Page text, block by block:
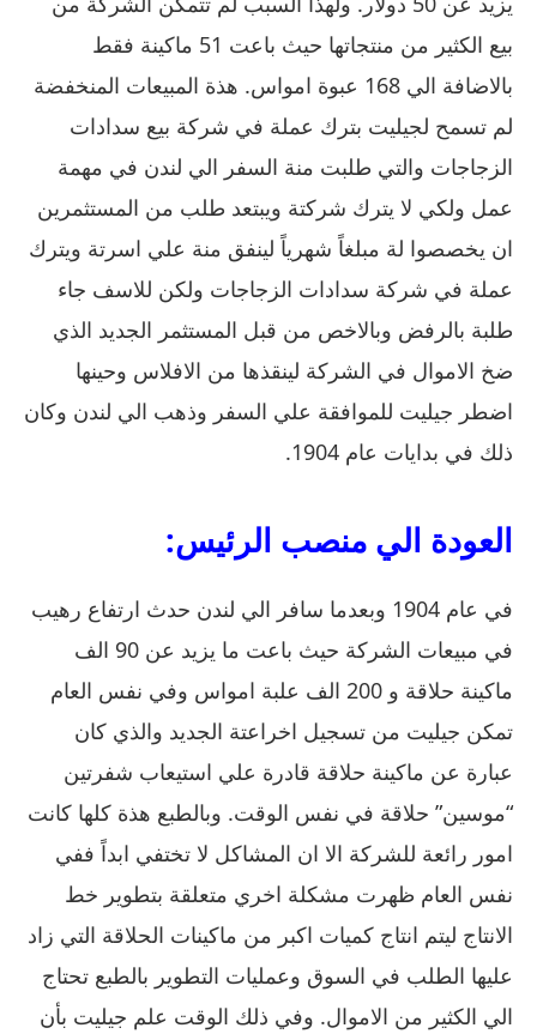
بيع الكثير من منتجاتها حيث باعت 51 ماكينة فقط
بالاضافة الي 168 عبوة امواس. هذة المبيعات المنخفضة
لم تسمح لجيليت بترك عملة في شركة بيع سدادات
الزجاجات والتي طلبت منة السفر الي لندن في مهمة
عمل ولكي لا يترك شركتة ويبتعد طلب من المستثمرين
ان يخصصوا لة مبلغاً شهرياً لينفق منة علي اسرتة ويترك
عملة في شركة سدادات الزجاجات ولكن للاسف جاء
طلبة بالرفض وبالاخص من قبل المستثمر الجديد الذي
ضخ الاموال في الشركة لينقذها من الافلاس وحينها
اضطر جيليت للموافقة علي السفر وذهب الي لندن وكان
ذلك في بدايات عام 1904.
العودة الي منصب الرئيس:
في عام 1904 وبعدما سافر الي لندن حدث ارتفاع رهيب
في مبيعات الشركة حيث باعت ما يزيد عن 90 الف
ماكينة حلاقة و 200 الف علبة امواس وفي نفس العام
تمكن جيليت من تسجيل اخراعتة الجديد والذي كان
عبارة عن ماكينة حلاقة قادرة علي استيعاب شفرتين
“موسين” حلاقة في نفس الوقت. وبالطبع هذة كلها كانت
امور رائعة للشركة الا ان المشاكل لا تختفي ابداً ففي
نفس العام ظهرت مشكلة اخري متعلقة بتطوير خط
الانتاج ليتم انتاج كميات اكبر من ماكينات الحلاقة التي زاد
عليها الطلب في السوق وعمليات التطوير بالطبع تحتاج
الي الكثير من الاموال. وفي ذلك الوقت علم جيليت بأن